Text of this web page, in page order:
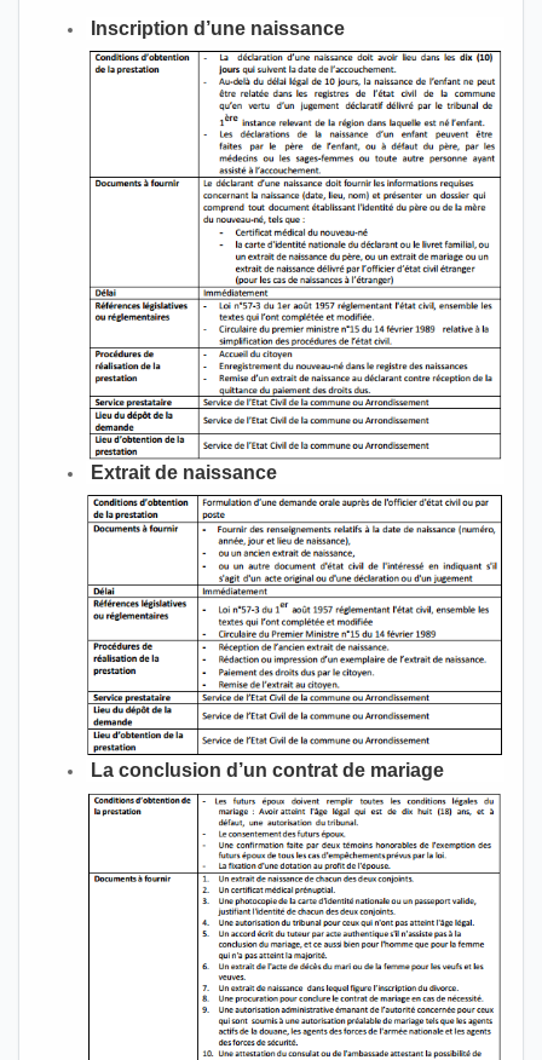
Inscription d’une naissance
Extrait de naissance
La conclusion d’un contrat de mariage